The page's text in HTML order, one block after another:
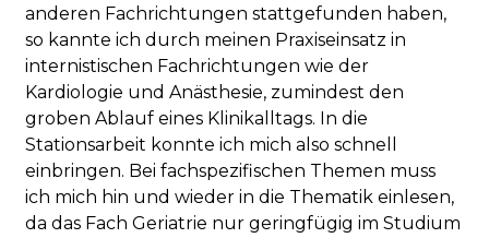
anderen Fachrichtungen stattgefunden haben,
so kannte ich durch meinen Praxiseinsatz in
internistischen Fachrichtungen wie der
Kardiologie und Anästhesie, zumindest den
groben Ablauf eines Klinikalltags. In die
Stationsarbeit konnte ich mich also schnell
einbringen. Bei fachspezifischen Themen muss
ich mich hin und wieder in die Thematik einlesen,
da das Fach Geriatrie nur geringfügig im Studium